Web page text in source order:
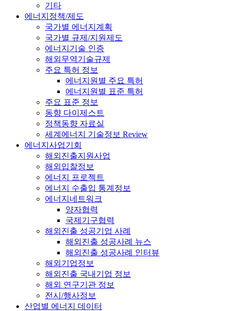
기타
에너지정책/제도
국가별 에너지계획
국가별 규제/지원제도
에너지기술 인증
해외무역기술규제
주요 특허 정보
에너지원별 주요 특허
에너지원별 표준 특허
주요 표준 정보
동향 다이제스트
정책동향 자료실
세계에너지 기술정보 Review
에너지사업기회
해외진출지원사업
해외입찰정보
에너지 프로젝트
에너지 수출입 통계정보
에너지네트워크
양자협력
국제기구협력
해외진출 성공기업 사례
해외진출 성공사례 뉴스
해외진출 성공사례 인터뷰
해외기업정보
해외진출 국내기업 정보
해외 연구기관 정보
전시/행사정보
산업별 에너지 데이터